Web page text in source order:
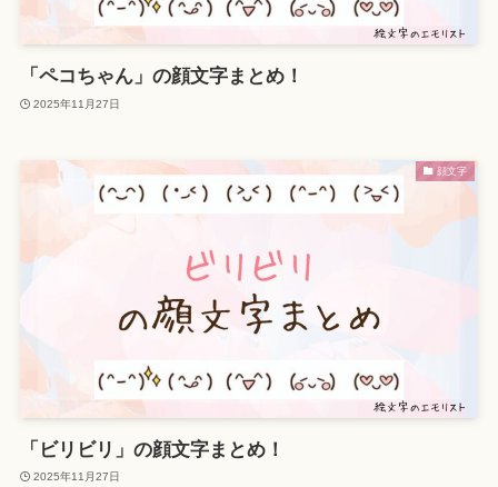
「ペコちゃん」の顔文字まとめ！
2025年11月27日
顔文字
「ビリビリ」の顔文字まとめ！
2025年11月27日